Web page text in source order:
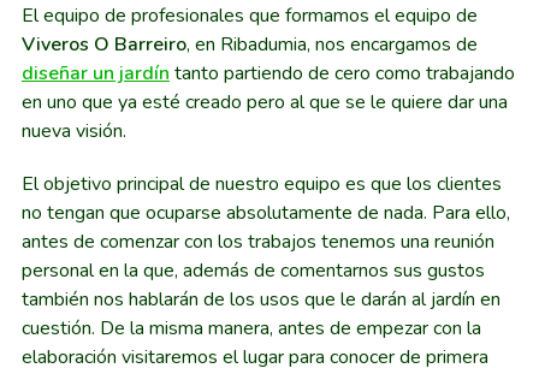
El equipo de profesionales que formamos el equipo de
Viveros O Barreiro, en Ribadumia, nos encargamos de
diseñar un jardín tanto partiendo de cero como trabajando
en uno que ya esté creado pero al que se le quiere dar una
nueva visión.
El objetivo principal de nuestro equipo es que los clientes
no tengan que ocuparse absolutamente de nada. Para ello,
antes de comenzar con los trabajos tenemos una reunión
personal en la que, además de comentarnos sus gustos
también nos hablarán de los usos que le darán al jardín en
cuestión. De la misma manera, antes de empezar con la
elaboración visitaremos el lugar para conocer de primera